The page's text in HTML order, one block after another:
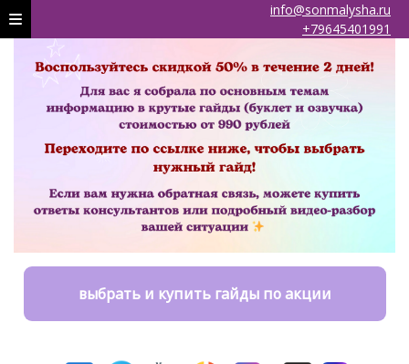
info@sonmalysha.ru
+79645401991
выбрать и купить гайды по акции